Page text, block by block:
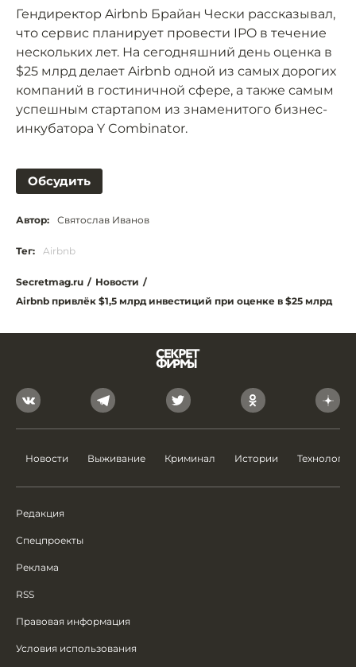
Гендиректор Airbnb Брайан Чески рассказывал,
что сервис планирует провести IPO в течение
нескольких лет. На сегодняшний день оценка в
$25 млрд делает Airbnb одной из самых дорогих
компаний в гостиничной сфере, а также самым
успешным стартапом из знаменитого бизнес-
инкубатора Y Combinator.
Обсудить
Автор: Святослав Иванов
Тег: Airbnb
Secretmag.ru / Новости /
Airbnb привлёк $1,5 млрд инвестиций при оценке в $25 млрд
Новости Выживание Криминал Истории Технологии
Редакция
Спецпроекты
Реклама
RSS
Правовая информация
Условия использования